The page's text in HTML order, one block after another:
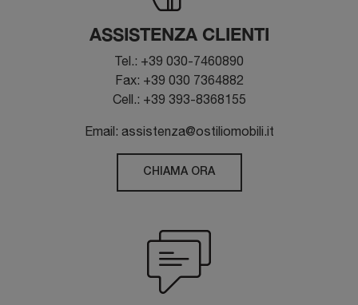
ASSISTENZA CLIENTI
Tel.: +39 030-7460890
Fax: +39 030 7364882
Cell.: +39 393-8368155
Email: assistenza@ostiliomobili.it
CHIAMA ORA